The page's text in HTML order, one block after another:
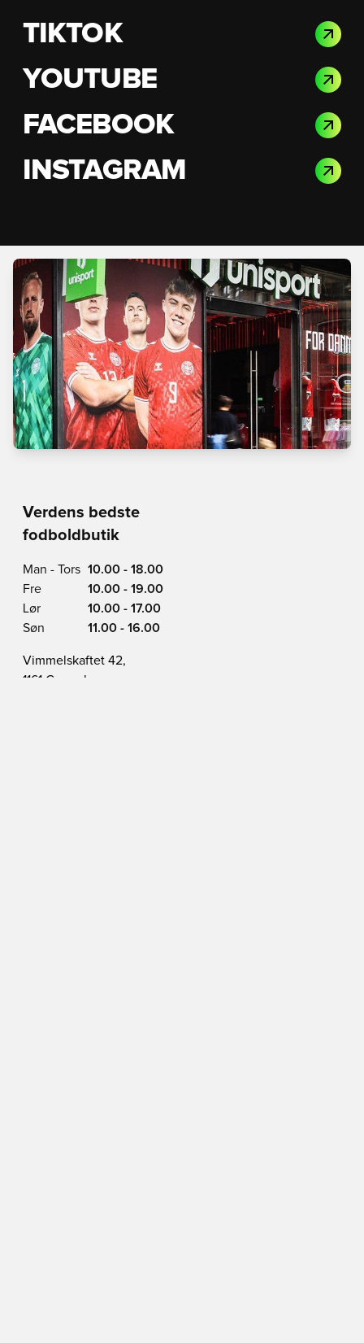
TIKTOK
YOUTUBE
FACEBOOK
INSTAGRAM
Verdens bedste
fodboldbutik
Man - Tors 10.00 - 18.00
Fre
10.00 - 19.00
Lør
10.00 - 17.00
Søn
11.00 - 16.00
Vimmelskaftet 42,
1161 Copenhagen